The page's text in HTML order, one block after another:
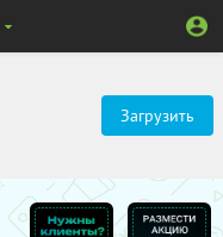
Загрузить